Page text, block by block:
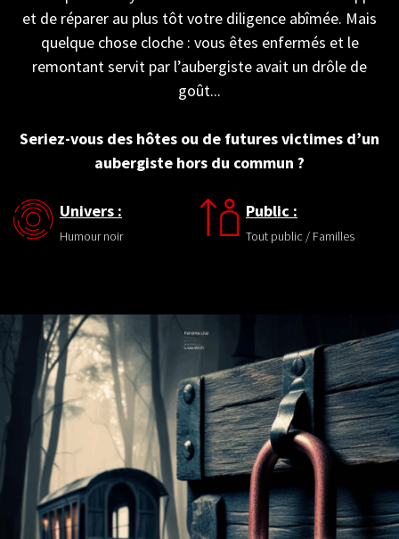
et de réparer au plus tôt votre diligence abîmée. Mais
quelque chose cloche : vous êtes enfermés et le
remontant servit par l’aubergiste avait un drôle de
goût...
Seriez-vous des hôtes ou de futures victimes d’un
aubergiste hors du commun ?
Univers :
Humour noir
Public :
Tout public / Familles